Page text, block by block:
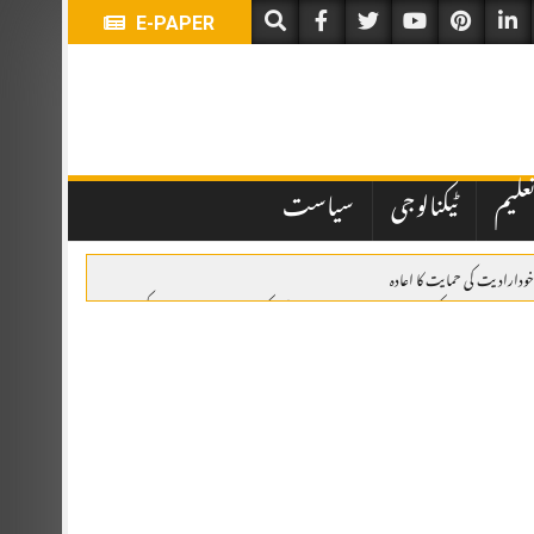
E-PAPER
تعلیم ٹیکنالوجی سیاست
کی حمایت کا اعادہ